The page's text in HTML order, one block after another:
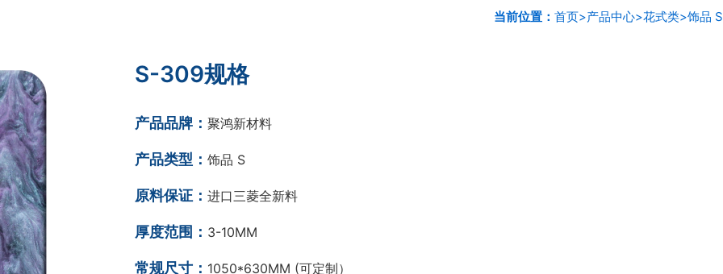
当前位置： 首页>产品中心>花式类>饰品 S
S-309规格
产品品牌： 聚鸿新材料
产品类型： 饰品 S
原料保证： 进口三菱全新料
厚度范围： 3-10MM
常规尺寸： 1050*630MM (可定制）